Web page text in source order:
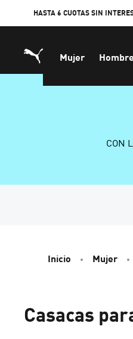
HASTA 6 CUOTAS SIN
Mujer Hombre
CON
Inicio Mujer
Casacas